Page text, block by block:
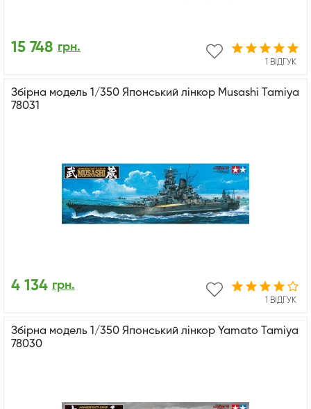
1 ВІДГУК
15 748 грн.
Збірна модель 1/350 Японський лінкор Musashi Tamiya
78031
1 ВІДГУК
4 134 грн.
Збірна модель 1/350 Японський лінкор Yamato Tamiya
78030